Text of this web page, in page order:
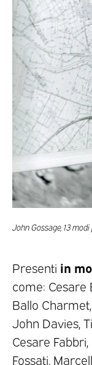
John Gossage, 13
Presenti in
come: Cesare
Ballo
John Davies,
Cesare
Fossati,